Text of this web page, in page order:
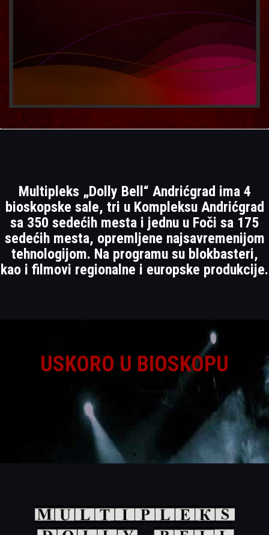
Multipleks „Dolly Bell“ Andrićgrad ima 4
bioskopske sale, tri u Kompleksu Andrićgrad
sa 350 sedećih mesta i jednu u Foči sa 175
sedećih mesta, opremljene najsavremenijom
tehnologijom. Na programu su blokbasteri,
kao i filmovi regionalne i europske produkcije.
USKORO U BIOSKOPU